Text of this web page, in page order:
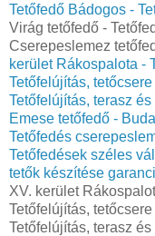
Tetőfedő Bádogos -
Virág tetőfedő -
Cserepeslemez
kerület Rákospalota -
Tetőfelújítás,
Tetőfelújítás, terasz
Emese tetőfedő -
Tetőfedés
Tetőfedések széles
tetők készítése
XV. kerület
Tetőfelújítás,
Tetőfelújítás, terasz